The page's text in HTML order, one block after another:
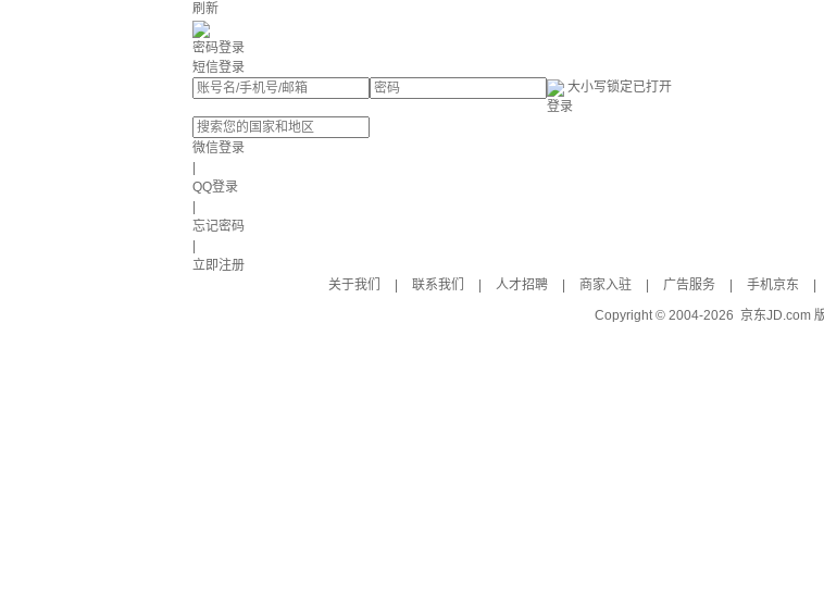
刷新
密码登录
短信登录
大小写锁定已打开
登录
微信登录
QQ登录
忘记密码
立即注册
关于我们
联系我们 人才招聘 商家入驻 广告服务 手机京东
Copyright © 2004-2026 京东JD.com